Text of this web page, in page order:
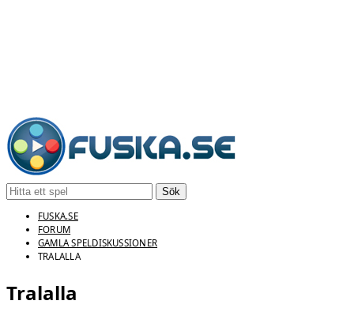
Sök
FUSKA.SE
FORUM
GAMLA SPELDISKUSSIONER
TRALALLA
Tralalla